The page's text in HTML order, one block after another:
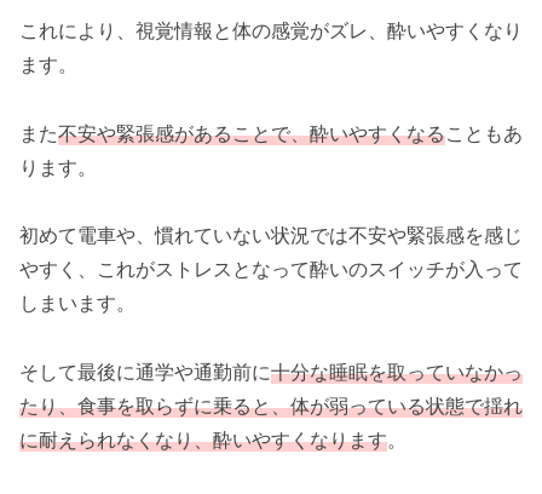
これにより、視覚情報と体の感覚がズレ、酔いやすくなり
ます。
また不安や緊張感があることで、酔いやすくなることもあ
ります。
初めて電車や、慣れていない状況では不安や緊張感を感じ
やすく、これがストレスとなって酔いのスイッチが入って
しまいます。
そして最後に通学や通勤前に十分な睡眠を取っていなかっ
たり、食事を取らずに乗ると、体が弱っている状態で揺れ
に耐えられなくなり、酔いやすくなります。